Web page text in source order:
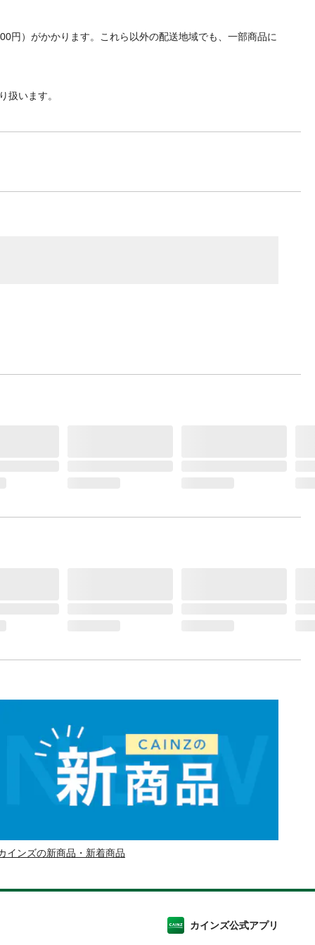
円）がかかります。これら以外の配送地域でも、一部商品に
扱います。
インズの新商品・新着商品
カインズ公式アプリ